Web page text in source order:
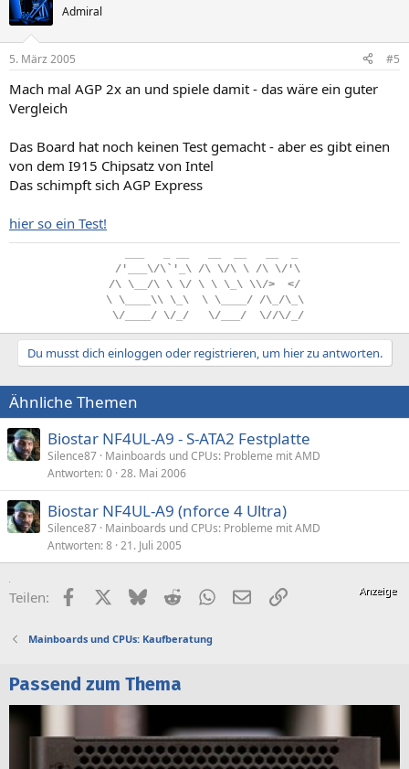
Admiral
5. März 2005 #5
Mach mal AGP 2x an und spiele damit - das wäre ein guter
Vergleich
Das Board hat noch keinen Test gemacht - aber es gibt einen
von dem I915 Chipsatz von Intel
Das schimpft sich AGP Express
hier so ein Test!
/'___\/\`'_\ /\ \/\ \ /\ \/'\
/\ \__/\ \ \/ \ \ \_\ \\/>
</
\. \____\\. \_\.. \. \____/. /\_/\_\
\/____/. \/_/... \/___/.. \//\/_/
Du musst dich einloggen oder registrieren, um hier zu antworten.
Ähnliche Themen
Biostar NF4UL-A9 - S-ATA2 Festplatte
Silence87 Mainboards und CPUs: Probleme mit AMD
Antworten 0 28. Mai 2006
Biostar NF4UL-A9 (nforce 4 Ultra)
Silence87 Mainboards und CPUs: Probleme mit AMD
Antworten 8 21. Juli 2005
Teilen: FacebookX (Twitter)
BlueskyRedditWhatsApp
E-MailLink
Mainboards und CPUs: Kaufberatung
Passend zum Thema